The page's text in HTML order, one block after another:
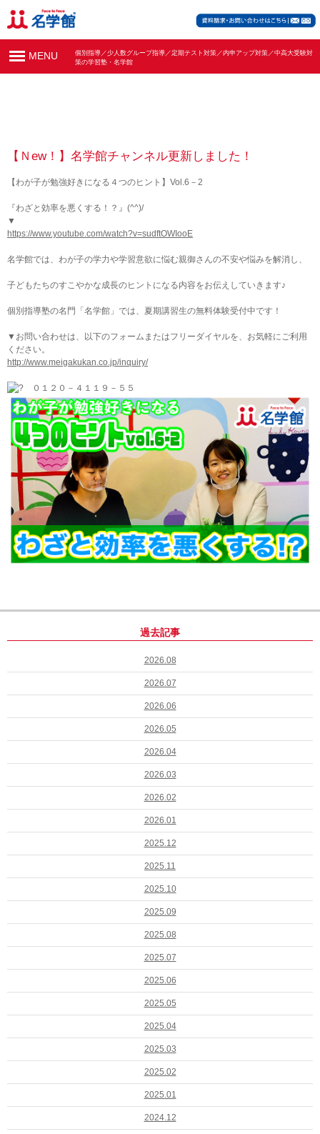
MENU
個別指導／少人数グループ指導／定期テスト対策／内申アップ対策／中高大受験対
策の学習塾・名学館
【Ｎew！】名学館チャンネル更新しました！
【わが子が勉強好きになる４つのヒント】Vol.6－2
『わざと効率を悪くする！？』(^^)/
▼
https://www.youtube.com/watch?v=sudftOWIooE
名学館では、わが子の学力や学習意欲に悩む親御さんの不安や悩みを解消し、
子どもたちのすこやかな成長のヒントになる内容をお伝えしていきます♪
個別指導塾の名門「名学館」では、夏期講習生の無料体験受付中です！
▼お問い合わせは、以下のフォームまたはフリーダイヤルを、お気軽にご利用
ください。
http://www.meigakukan.co.jp/inquiry/
０１２０－４１１９－５５
過去記事
2026.08
2026.07
2026.06
2026.05
2026.04
2026.03
2026.02
2026.01
2025.12
2025.11
2025.10
2025.09
2025.08
2025.07
2025.06
2025.05
2025.04
2025.03
2025.02
2025.01
2024.12